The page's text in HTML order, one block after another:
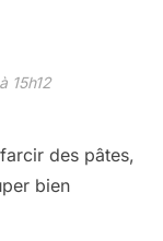
15h12
des pâtes,
bien